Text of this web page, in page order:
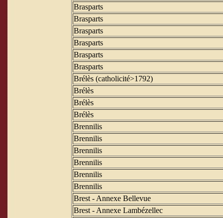
Brasparts
Brasparts
Brasparts
Brasparts
Brasparts
Brasparts
Brélès (catholicité>1792)
Brélès
Brélès
Brélès
Brennilis
Brennilis
Brennilis
Brennilis
Brennilis
Brennilis
Brest - Annexe Bellevue
Brest - Annexe Lambézellec